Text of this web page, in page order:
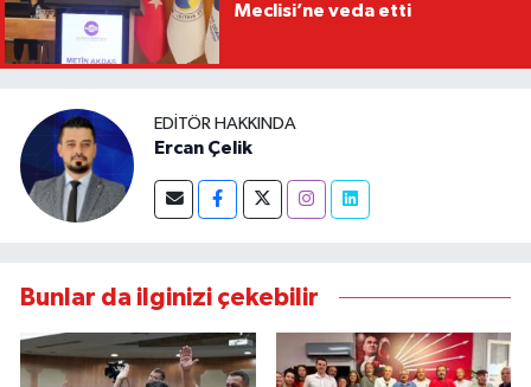
Meclisi’ne veda etti
EDITÖR HAKKINDA
Ercan Çelik
Bunlar da ilginizi çekebilir